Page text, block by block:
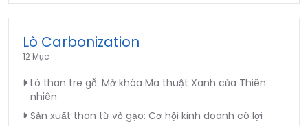
Lò Carbonization
12 Mục
Lò than tre gỗ: Mở khóa Ma thuật Xanh của Thiên
nhiên
Sản xuất than từ vỏ gạo: Cơ hội kinh doanh có lợi